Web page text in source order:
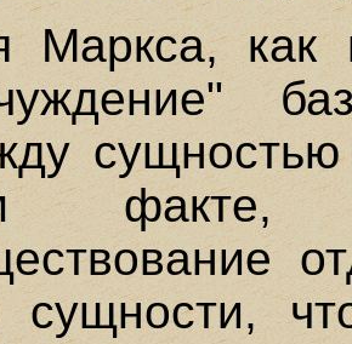
Маркса, как
факте,
сущности,